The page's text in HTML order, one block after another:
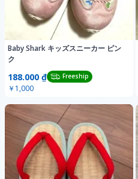
Baby Shark キッズスニーカー ピン
ク
188.000 ₫ Freeship
￥1,000